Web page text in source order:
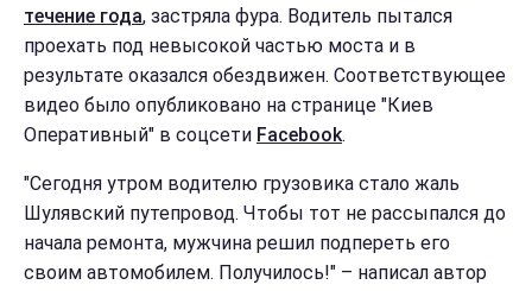
течение года, застряла фура. Водитель пытался
проехать под невысокой частью моста и в
результате оказался обездвижен. Соответствующее
видео было опубликовано на странице "Киев
Оперативный" в соцсети Facebook.
"Сегодня утром водителю грузовика стало жаль
Шулявский путепровод. Чтобы тот не рассыпался до
начала ремонта, мужчина решил подпереть его
своим автомобилем. Получилось!" – написал автор